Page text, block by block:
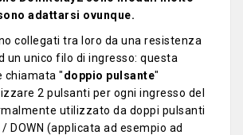
adattarsi ovunque.
collegati tra loro da una resistenza
un unico filo di ingresso: questa
chiamata "doppio pulsante"
2 pulsanti per ogni ingresso del
utilizzato da doppi pulsanti
DOWN (applicata ad esempio ad